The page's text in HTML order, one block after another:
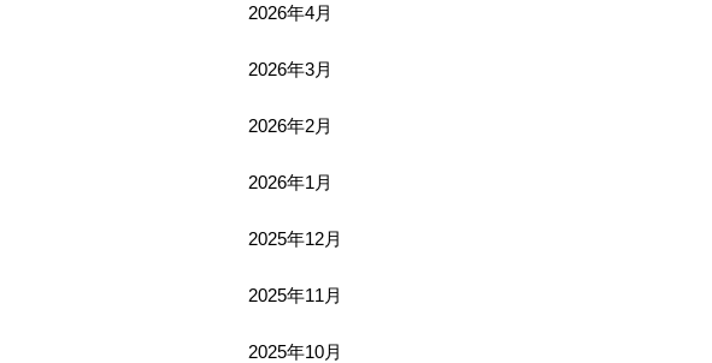
2026年4月
2026年3月
2026年2月
2026年1月
2025年12月
2025年11月
2025年10月